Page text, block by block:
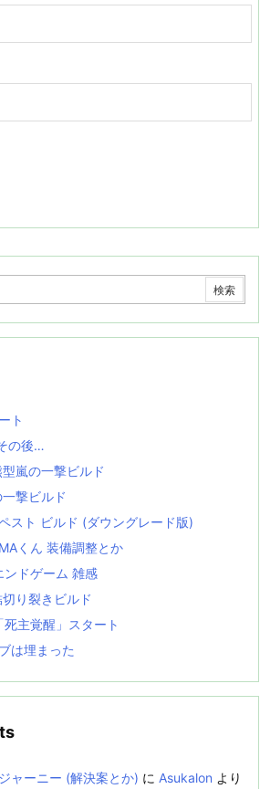
ト
の後…
嵐の一撃ビルド
撃ビルド
スト ビルド (ダウングレード版)
くん 装備調整とか
ドゲーム 雑感
り裂きビルド
主覚醒」スタート
は埋まった
ャーニー (解決案とか) に Asukalon より